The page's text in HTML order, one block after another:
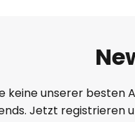
keine unserer besten
Jetzt registrieren